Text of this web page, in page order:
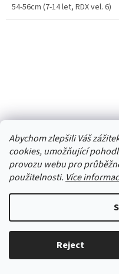
Abychom zlepšili Váš
cookies, umožňující
provozu webu pro
použitelnosti. Více
Reject
Everything in stock, we ship
54-56cm (7-14 let, RDX vel. 6)
čepice Dráče Yetti